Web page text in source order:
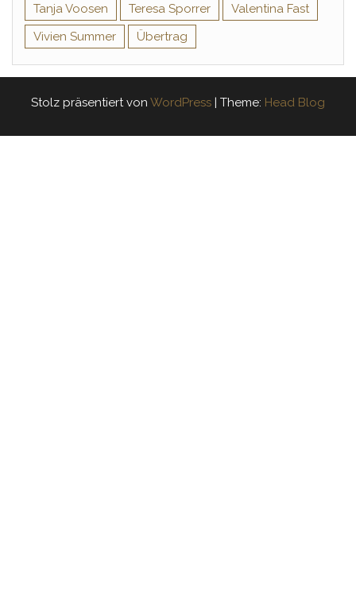
Tanja Voosen
Teresa Sporrer
Valentina Fast
Vivien Summer
Übertrag
Stolz präsentiert von WordPress | Theme: Head Blog